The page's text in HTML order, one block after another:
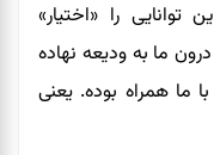
توانایی را «اختیار»
ما به ودیعه نهاده
ما همراه بوده. یعنی